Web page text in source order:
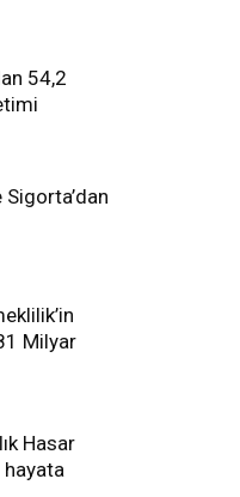
54,2
Milyar
Hasar
hayata